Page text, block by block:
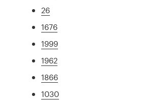
26
1676
1999
1962
1866
1030